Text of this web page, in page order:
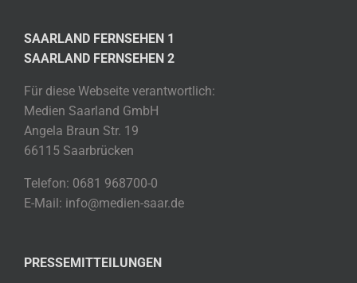
SAARLAND FERNSEHEN 1
SAARLAND FERNSEHEN 2
Für diese Webseite verantwortlich:
Medien Saarland GmbH
Angela Braun Str. 19
66115 Saarbrücken
Telefon: 0681 968700-0
E-Mail: info@medien-saar.de
PRESSEMITTEILUNGEN